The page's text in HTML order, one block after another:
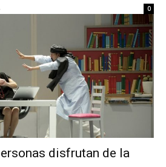
0
disfrutan de la